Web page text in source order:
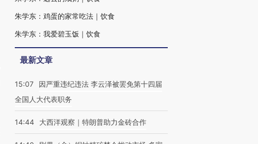
朱学东：鸡蛋的家常吃法｜饮食
朱学东：我爱碧玉饭｜饮食
最新文章
15:07
因严重违纪违法 李云泽被罢免第十四届
全国人大代表职务
14:44 大西洋观察｜特朗普助力金砖合作